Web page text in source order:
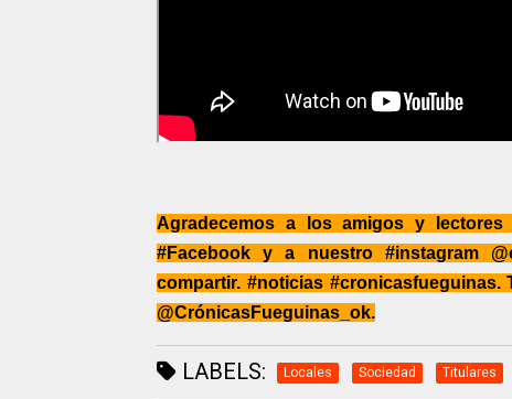
Agradecemos a los amigos y
#Facebook y a nuestro #instagram
compartir. #noticias #cronicasfueguinas.
@CrónicasFueguinas_ok.
LABELS: Locales Sociedad Titulares